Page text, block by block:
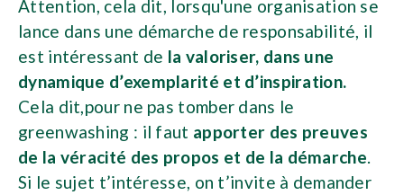
Attention, cela dit, lorsqu'une organisation se
lance dans une démarche de responsabilité, il
est intéressant de la valoriser, dans une
dynamique d’exemplarité et d’inspiration.
Cela dit,pour ne pas tomber dans le
greenwashing : il faut apporter des preuves
de la véracité des propos et de la démarche
Si le sujet t’intéresse, on t’invite à demander